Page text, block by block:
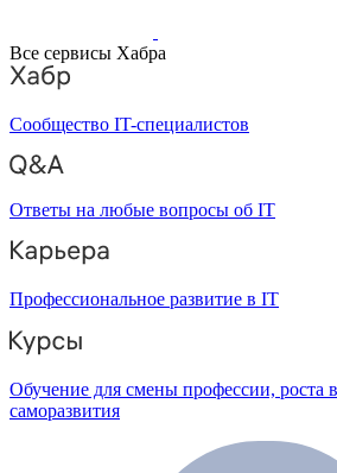
Все сервисы Хабра
Сообщество IT-специалистов
Ответы на любые вопросы об IT
Профессиональное развитие в IT
Обучение для смены профессии, роста
саморазвития